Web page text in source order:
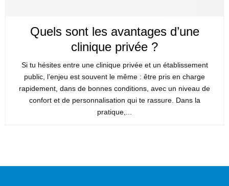
Quels sont les avantages d’une
clinique privée ?
Si tu hésites entre une clinique privée et un établissement
public, l’enjeu est souvent le même : être pris en charge
rapidement, dans de bonnes conditions, avec un niveau de
confort et de personnalisation qui te rassure. Dans la
pratique,...